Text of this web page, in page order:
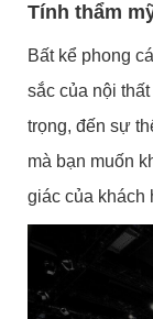
Tính thẩm
Bất kể phong
sắc của nội
trọng, đến sự
mà bạn muốn
giác của khách